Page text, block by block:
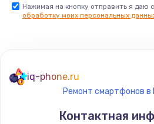
2045
1090
Заказать
Нажимая на кнопку отправить я даю
обработку моих персональных
iq-phone.ru
Ремонт смартфонов в
Контактная